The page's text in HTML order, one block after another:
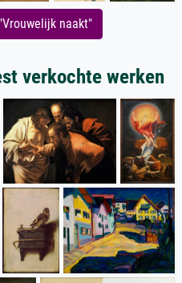
naakt"
verkochte werken